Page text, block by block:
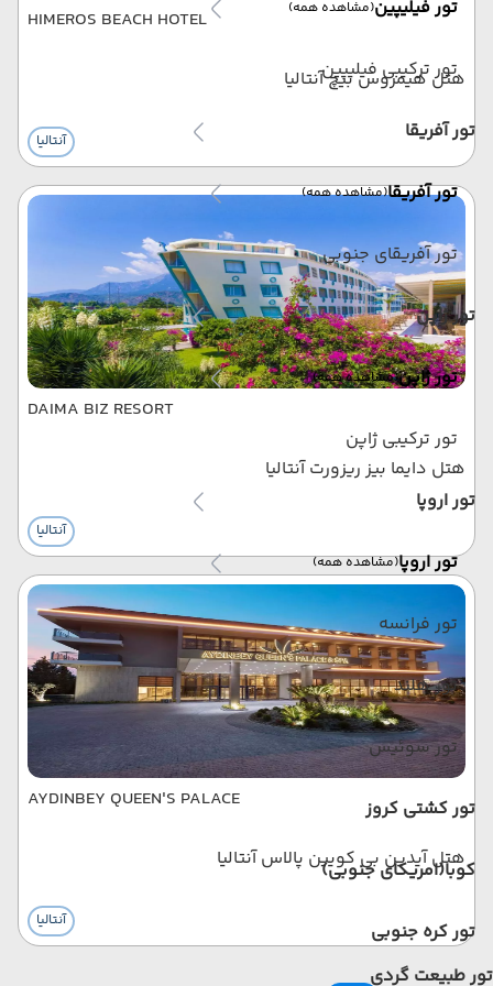
تور فیلیپین(مشاهده همه)
تور ترکیبی فیلیپین
تور آفریقا
تور آفریقا(مشاهده همه)
تور آفریقای جنوبی
تور ژاپن
تور ژاپن(مشاهده همه)
تور ترکیبی ژاپن
تور اروپا
تور اروپا(مشاهده همه)
تور فرانسه
تور هلند
تور سوئیس
تور کشتی کروز
کوبا(امریکای جنوبی)
تور کره جنوبی
تور طبیعت گردی
HIMEROS BEACH HOTEL
هتل هیمروس بیچ آنتالیا
آنتالیا
DAIMA BIZ RESORT
هتل دایما بیز ریزورت آنتالیا
آنتالیا
AYDINBEY QUEEN'S PALACE
هتل آیدین بی کویین پالاس آنتالیا
آنتالیا